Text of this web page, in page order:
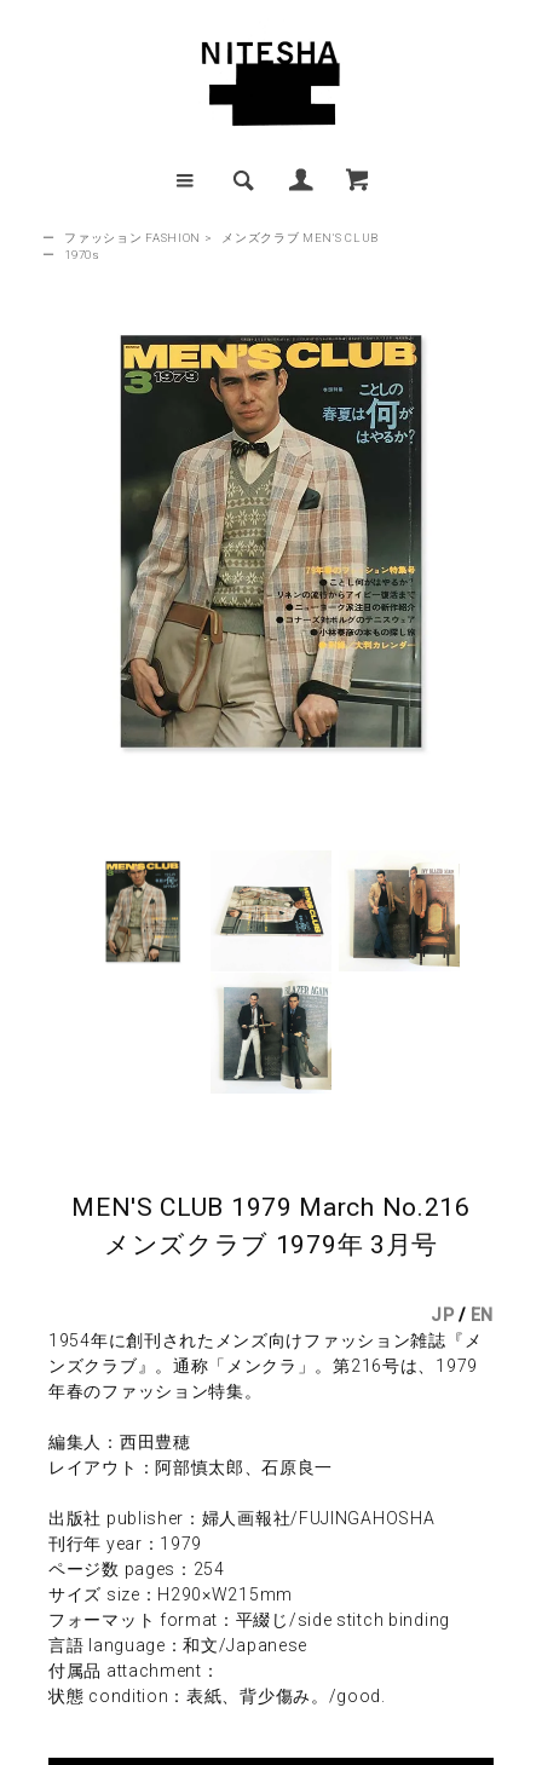
ー ファッション FASHION >
メンズクラブ MEN'S CLUB
ー
1970s
MEN'S CLUB 1979 March No.216
メンズクラブ 1979年 3月号
JP / EN
1954年に創刊されたメンズ向けファッション雑誌『メ
ンズクラブ』。通称「メンクラ」。第216号は、1979
年春のファッション特集。
編集人：西田豊穂
レイアウト：阿部慎太郎、石原良一
出版社 publisher：婦人画報社/FUJINGAHOSHA
刊行年 year：1979
ページ数 pages：254
サイズ size：H290×W215mm
フォーマット format：平綴じ/side stitch binding
言語 language：和文/Japanese
付属品 attachment：
状態 condition：表紙、背少傷み。/good.